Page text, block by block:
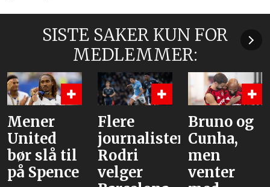
SISTE SAKER KUN FOR
MEDLEMMER:
Flere
journalister:
Rodri
velger
Bruno og
Cunha,
men
venter
Hva er